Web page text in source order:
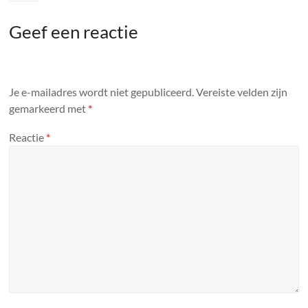
Geef een reactie
Je e-mailadres wordt niet gepubliceerd.Vereiste velden zijn
gemarkeerd met *
Reactie *